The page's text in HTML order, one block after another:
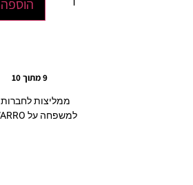
9 מתוך 10
ממליצות לחברות
למשפחה על NAVARRO